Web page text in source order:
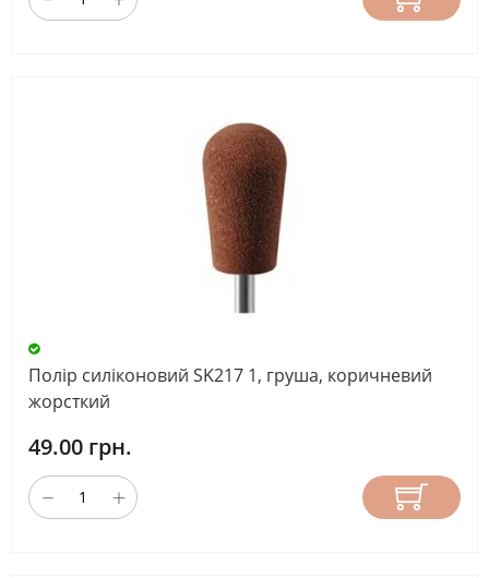
Полір силіконовий SK217 1, груша, коричневий
жорсткий
49.00 грн.